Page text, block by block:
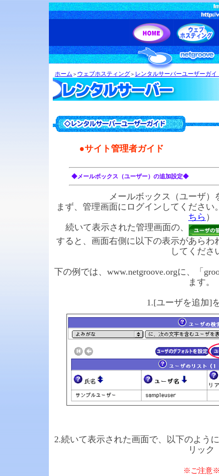
ホーム ＞ ウェブホスティング＞ レンタルサーバーユーザーガイ
●サイト管理者ガイド
◆メールボックス（ユーザー）の追加設定◆
メールボックス（ユーザ）
まず、管理画面にログインしてくださ
ちら ）
続いて表示された管理画面の、
すると、画面右側に以下の表示があら
してくださ
下の例では、www.netgroove.orgに、
「
ます。
1.[ユーザを追加]
2.続いて表示された画面で、以下のよう
リック
※ご注意